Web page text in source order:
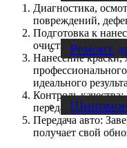
Ремонт
Диагностика,
повреждений,
Подготовка к
очистка,
Нанесение краски,
идеального
Контроль
передачей
Передача авто:
получает свой